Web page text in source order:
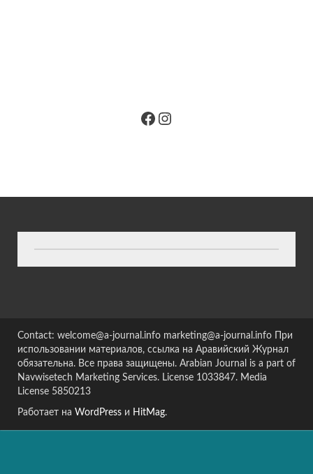
Contact: welcome@a-journal.info marketing@a-journal.info При
использовании материалов, ссылка на Аравийский Журнал
обязательна. Все права защищены. Arabian Journal is a part of
Navwisetech Marketing Services. License 1033847. Media
License 5850213
Работает на WordPress и HitMag.